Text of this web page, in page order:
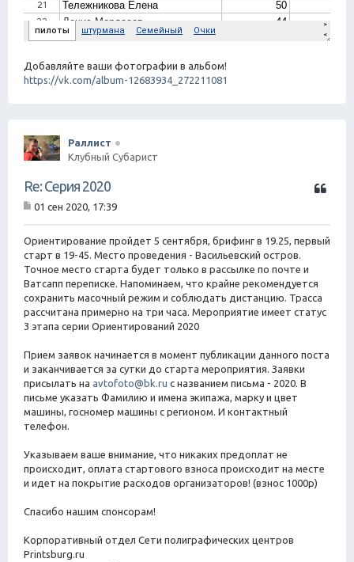
Добавляйте ваши фотографии в альбом!
https://vk.com/album-12683934_272211081
Раллист
Клубный Субарист
Ц
т
Re: Серия 2020
о
б
щ
е
н
и
е
01 сен 2020, 17:39
Ориентирование пройдет 5 сентября, брифинг в 19.25, первый
старт в 19-45. Место проведения - Васильевский остров.
Точное место старта будет только в рассылке по почте и
Ватсапп переписке. Напоминаем, что крайне рекомендуется
сохранить масочный режим и соблюдать дистанцию. Трасса
рассчитана примерно на три часа. Мероприятие имеет статус
3 этапа серии Ориентирований 2020
Прием заявок начинается в момент публикации данного поста
и заканчивается за сутки до старта мероприятия. Заявки
присылать на avtofoto@bk.ru с названием письма - 2020. В
письме указать Фамилию и имена экипажа, марку и цвет
машины, госномер машины с регионом. И контактный
телефон.
Указываем ваше внимание, что никаких предоплат не
происходит, оплата стартового взноса происходит на месте
и идет на покрытие расходов организаторов! (взнос 1000р)
Спасибо нашим спонсорам!
Корпоративный отдел Сети полиграфических центров
Printsburg.ru